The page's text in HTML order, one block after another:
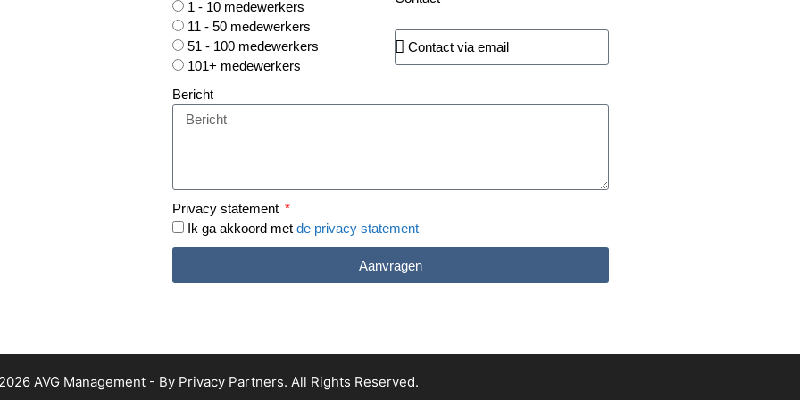
1 - 10 medewerkers
11 - 50 medewerkers
51 - 100 medewerkers
101+ medewerkers
Bericht
Privacy statement
Ik ga akkoord met de privacy statement
Aanvragen
AVG Management - By Privacy Partners. All Rights Reserved.